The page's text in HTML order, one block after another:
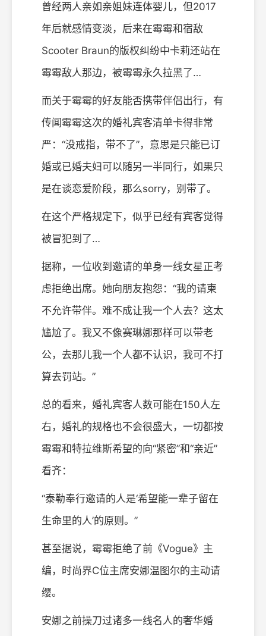
曾经两人亲如亲姐妹连体婴儿，但2017
年后就感情变淡，后来在霉霉和宿敌
Scooter Braun的版权纠纷中卡莉还站在
霉霉敌人那边，被霉霉永久拉黑了…
而关于霉霉的好友能否携带伴侣出行，有
传闻霉霉这次的婚礼宾客清单卡得非常
严：“没戒指，带不了”，意思是只能已订
婚或已婚夫妇可以随另一半同行，如果只
是在谈恋爱阶段，那么sorry，别带了。
在这个严格规定下，似乎已经有宾客觉得
被冒犯到了…
据称，一位收到邀请的单身一线女星正考
虑拒绝出席。她向朋友抱怨：“我的请柬
不允许带伴。难不成让我一个人去？这太
尴尬了。我又不像赛琳娜那样可以带老
公，去那儿我一个人都不认识，我可不打
算去罚站。”
总的看来，婚礼宾客人数可能在150人左
右，婚礼的规格也不会很盛大，一切都按
霉霉和特拉维斯希望的向“紧密”和“亲近”
看齐：
“泰勒奉行邀请的人是‘希望能一辈子留在
生命里的人’的原则。”
甚至据说，霉霉拒绝了前《Vogue》主
编，时尚界C位主席安娜温图尔的主动请
缨。
安娜之前操刀过诸多一线名人的奢华婚